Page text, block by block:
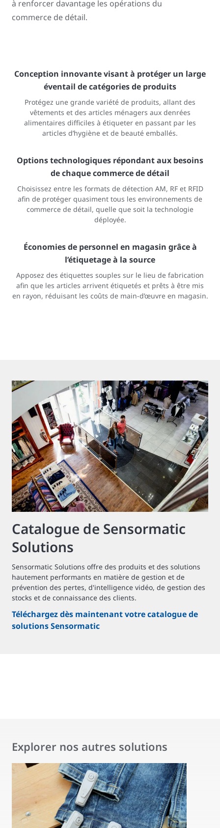
à renforcer davantage les opérations du
commerce de détail.
Conception innovante visant à protéger un large
éventail de catégories de produits
Protégez une grande variété de produits, allant des
vêtements et des articles ménagers aux denrées
alimentaires difficiles à étiqueter en passant par les
articles d’hygiène et de beauté emballés.
Options technologiques répondant aux besoins
de chaque commerce de détail
Choisissez entre les formats de détection AM, RF et RFID
afin de protéger quasiment tous les environnements de
commerce de détail, quelle que soit la technologie
déployée.
Économies de personnel en magasin grâce à
l’étiquetage à la source
Apposez des étiquettes souples sur le lieu de fabrication
afin que les articles arrivent étiquetés et prêts à être mis
en rayon, réduisant les coûts de main-d’œuvre en magasin.
Catalogue de Sensormatic
Solutions
Sensormatic Solutions offre des produits et des solutions
hautement performants en matière de gestion et de
prévention des pertes, d'intelligence vidéo, de gestion des
stocks et de connaissance des clients.
Téléchargez dès maintenant votre catalogue de
solutions Sensormatic
Explorer nos autres solutions